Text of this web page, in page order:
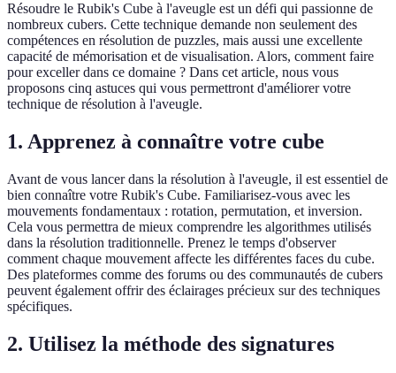
Résoudre le Rubik's Cube à l'aveugle est un défi qui passionne de
nombreux cubers. Cette technique demande non seulement des
compétences en résolution de puzzles, mais aussi une excellente
capacité de mémorisation et de visualisation. Alors, comment faire
pour exceller dans ce domaine ? Dans cet article, nous vous
proposons cinq astuces qui vous permettront d'améliorer votre
technique de résolution à l'aveugle.
1. Apprenez à connaître votre cube
Avant de vous lancer dans la résolution à l'aveugle, il est essentiel de
bien connaître votre Rubik's Cube. Familiarisez-vous avec les
mouvements fondamentaux : rotation, permutation, et inversion.
Cela vous permettra de mieux comprendre les algorithmes utilisés
dans la résolution traditionnelle. Prenez le temps d'observer
comment chaque mouvement affecte les différentes faces du cube.
Des plateformes comme des forums ou des communautés de cubers
peuvent également offrir des éclairages précieux sur des techniques
spécifiques.
2. Utilisez la méthode des signatures